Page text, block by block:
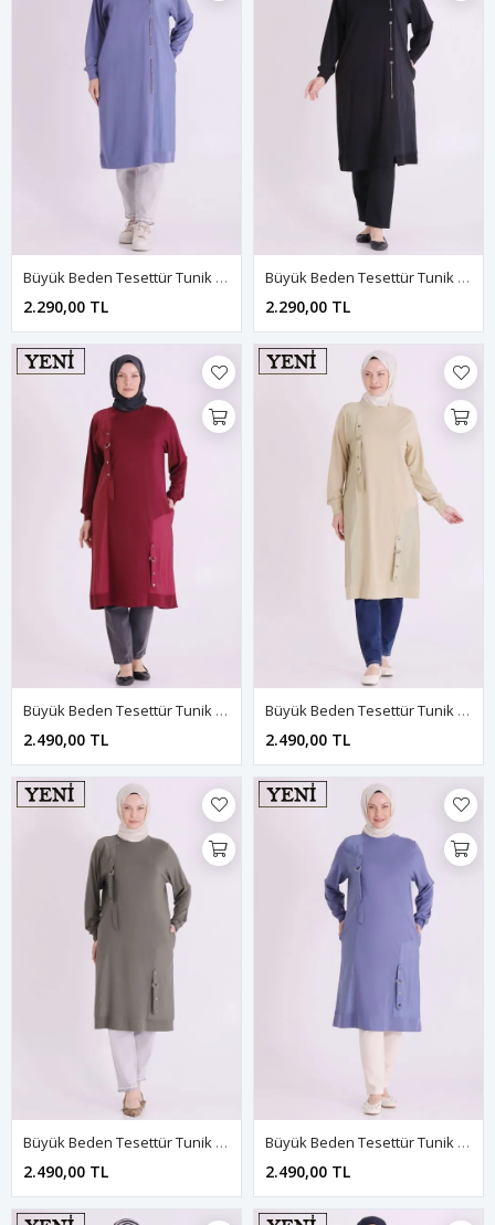
Büyük Beden Tesettür Tunik 2073 Morcivert
2.290,00 TL
Büyük Beden Tesettür Tunik 2073 Siyah
2.290,00 TL
Büyük Beden Tesettür Tunik 2074 Bordo
2.490,00 TL
Büyük Beden Tesettür Tunik 2074 Ihlamur
2.490,00 TL
Büyük Beden Tesettür Tunik 2074 Kına Yeşili
2.490,00 TL
Büyük Beden Tesettür Tunik 2074 Morcivert
2.490,00 TL